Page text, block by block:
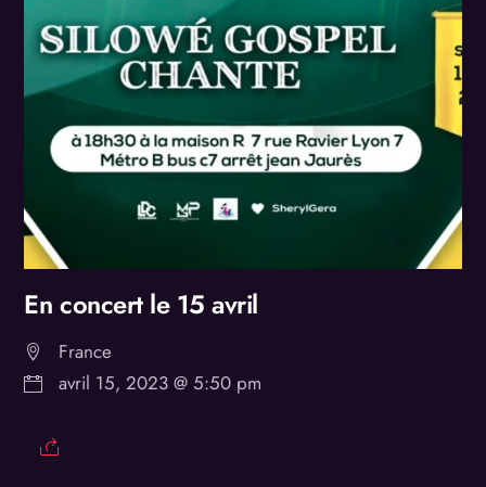
En concert le 15 avril
France
avril 15, 2023 @ 5:50 pm